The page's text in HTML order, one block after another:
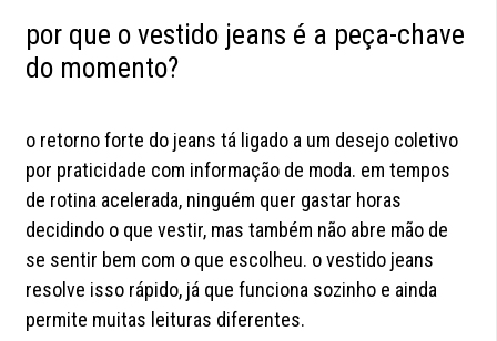
por que o vestido jeans é a peça-chave
do momento?
o retorno forte do jeans tá ligado a um desejo coletivo
por praticidade com informação de moda. em tempos
de rotina acelerada, ninguém quer gastar horas
decidindo o que vestir, mas também não abre mão de
se sentir bem com o que escolheu. o vestido jeans
resolve isso rápido, já que funciona sozinho e ainda
permite muitas leituras diferentes.